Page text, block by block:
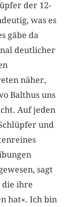
der 12-
was es
gäbe da
deutlicher
näher,
Balthus uns
Auf jeden
und
sagt
die ihre
hat«. Ich bin